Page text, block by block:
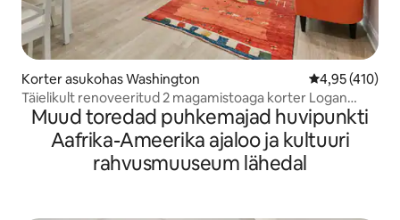
Korter asukohas Washington Keskmine
4,95 (410)
Täielikult renoveeritud 2 magamistoaga korter Logan
Circle 'is
Muud toredad puhkemajad huvipunkti
Aafrika-Ameerika ajaloo ja kultuuri
rahvusmuuseum lähedal